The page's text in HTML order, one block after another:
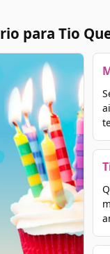
para Tio